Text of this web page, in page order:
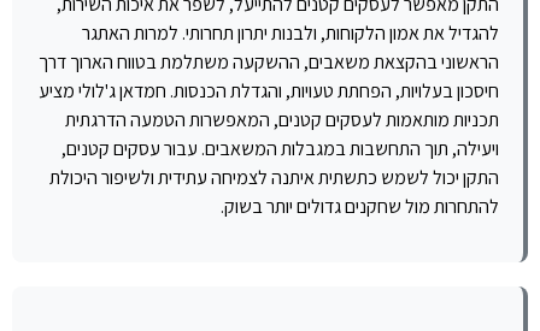
להגדיל את אמון הלקוחות, ולבנות יתרון תחרותי. למרות האתגר
הראשוני בהקצאת משאבים, ההשקעה משתלמת בטווח הארוך דרך
חיסכון בעלויות, הפחתת טעויות, והגדלת הכנסות. חמדאן ג'לולי מציע
תכניות מותאמות לעסקים קטנים, המאפשרות הטמעה הדרגתית
ויעילה, תוך התחשבות במגבלות המשאבים. עבור עסקים קטנים,
התקן יכול לשמש כתשתית איתנה לצמיחה עתידית ולשיפור היכולת
להתחרות מול שחקנים גדולים יותר בשוק.